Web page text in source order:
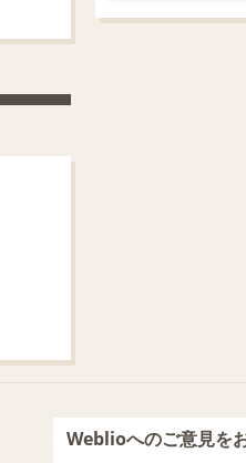
Weblioへのご意見を